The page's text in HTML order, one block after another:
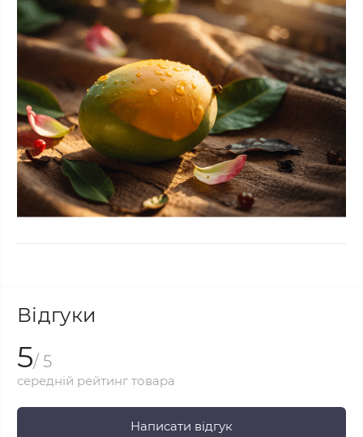
Відгуки
5/ 5
середній рейтинг товара
Написати відгук